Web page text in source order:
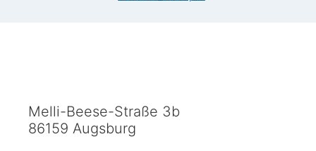
Melli-Beese-Straße 3b
86159 Augsburg